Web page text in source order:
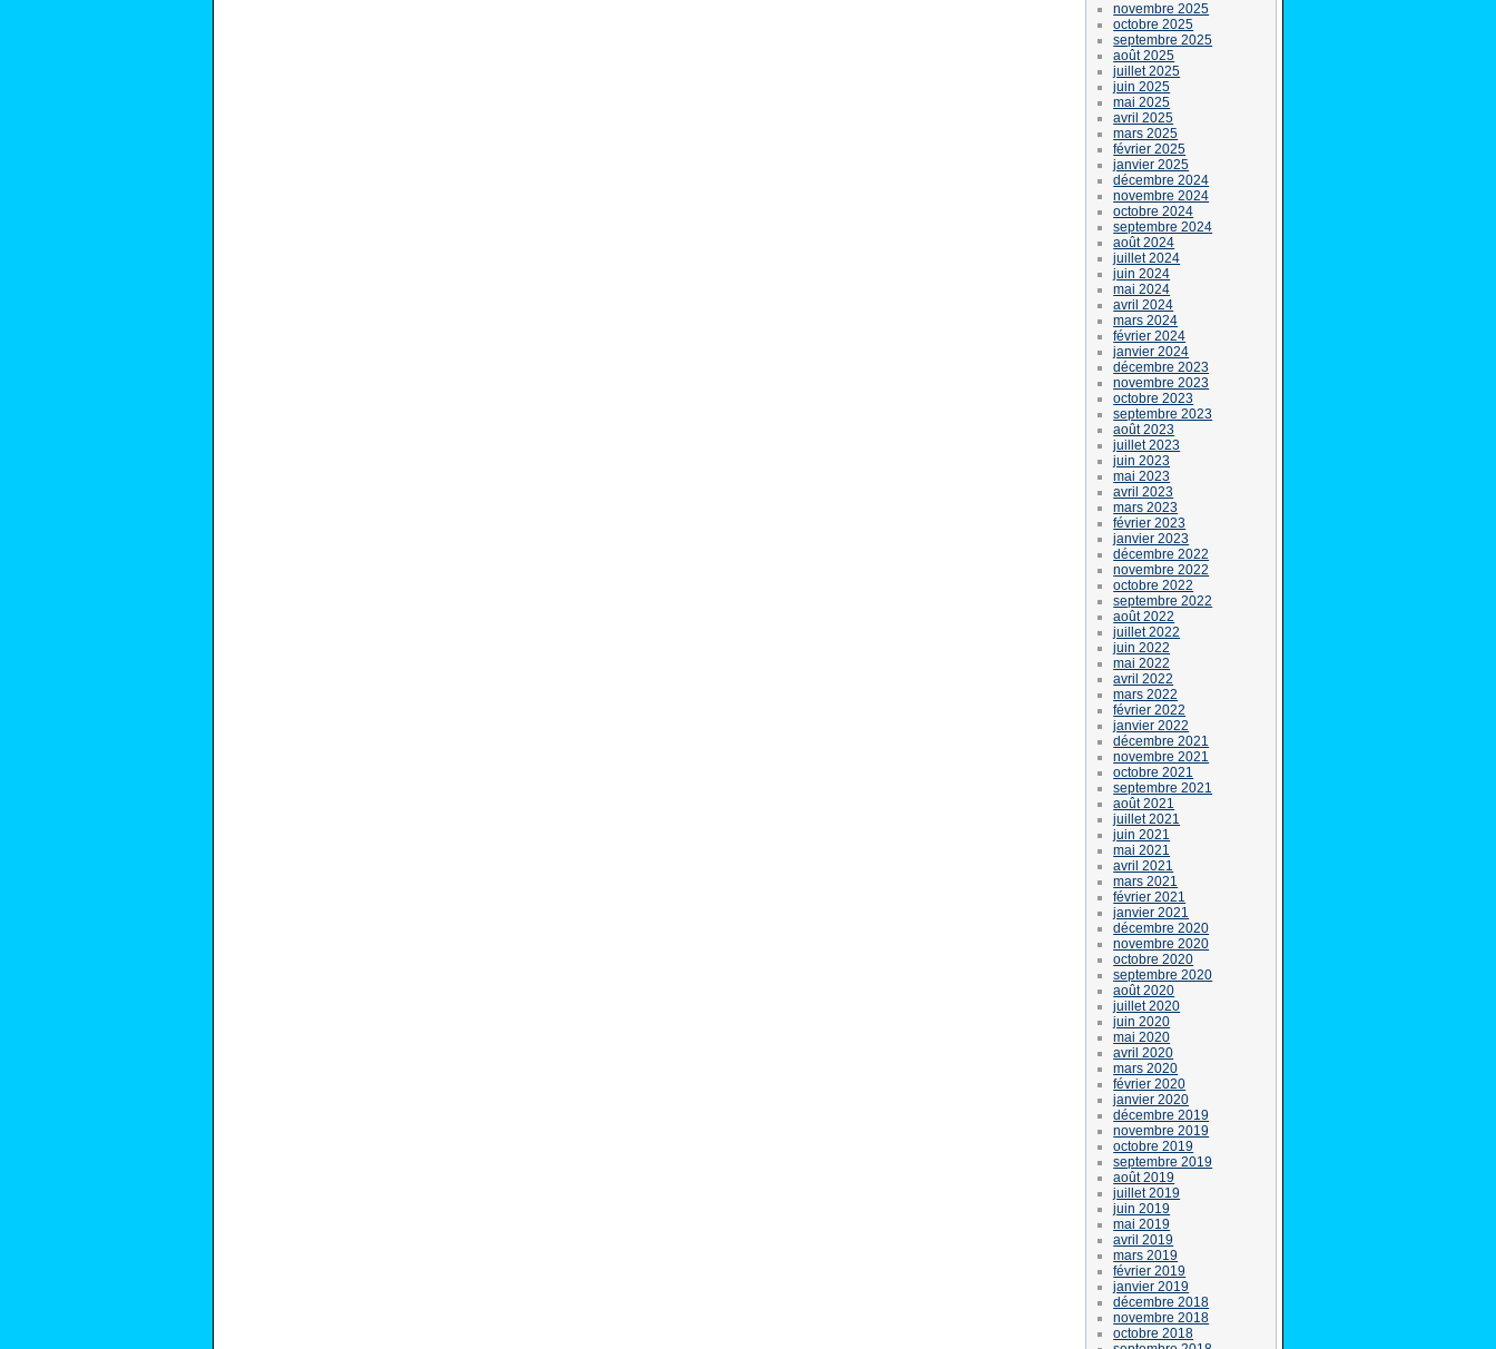
novembre 2025
octobre 2025
septembre 2025
août 2025
juillet 2025
juin 2025
mai 2025
avril 2025
mars 2025
février 2025
janvier 2025
décembre 2024
novembre 2024
octobre 2024
septembre 2024
août 2024
juillet 2024
juin 2024
mai 2024
avril 2024
mars 2024
février 2024
janvier 2024
décembre 2023
novembre 2023
octobre 2023
septembre 2023
août 2023
juillet 2023
juin 2023
mai 2023
avril 2023
mars 2023
février 2023
janvier 2023
décembre 2022
novembre 2022
octobre 2022
septembre 2022
août 2022
juillet 2022
juin 2022
mai 2022
avril 2022
mars 2022
février 2022
janvier 2022
décembre 2021
novembre 2021
octobre 2021
septembre 2021
août 2021
juillet 2021
juin 2021
mai 2021
avril 2021
mars 2021
février 2021
janvier 2021
décembre 2020
novembre 2020
octobre 2020
septembre 2020
août 2020
juillet 2020
juin 2020
mai 2020
avril 2020
mars 2020
février 2020
janvier 2020
décembre 2019
novembre 2019
octobre 2019
septembre 2019
août 2019
juillet 2019
juin 2019
mai 2019
avril 2019
mars 2019
février 2019
janvier 2019
décembre 2018
novembre 2018
octobre 2018